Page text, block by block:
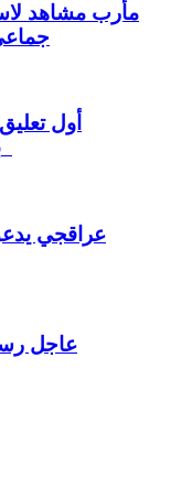
مأرب مشاهد
أول
عراقجي
عاجل